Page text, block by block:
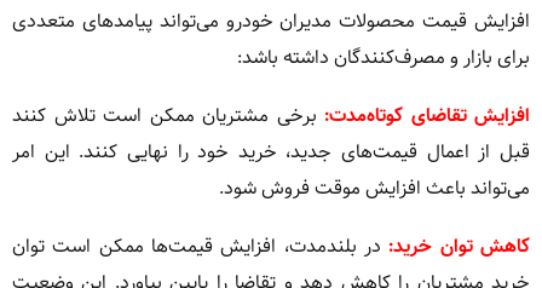
افزایش قیمت محصولات مدیران خودرو می‌تواند پیامدهای متعددی
برای بازار و مصرف‌کنندگان داشته باشد:
افزایش تقاضای کوتاه‌مدت: برخی مشتریان ممکن است تلاش کنند
قبل از اعمال قیمت‌های جدید، خرید خود را نهایی کنند. این امر
می‌تواند باعث افزایش موقت فروش شود.
کاهش توان خرید: در بلندمدت، افزایش قیمت‌ها ممکن است توان